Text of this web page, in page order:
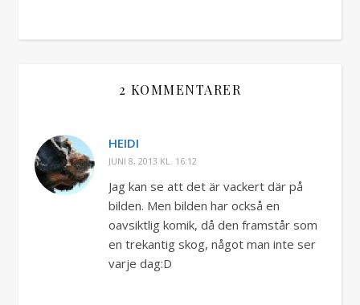
2 KOMMENTARER
HEIDI
JUNI 8, 2013 KL. 16:12
Jag kan se att det är vackert där på
bilden. Men bilden har också en
oavsiktlig komik, då den framstår som
en trekantig skog, något man inte ser
varje dag:D